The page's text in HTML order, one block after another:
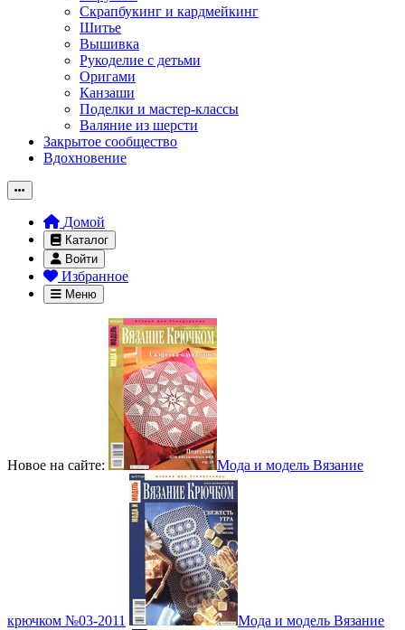
Скрапбукинг и кардмейкинг
Шитье
Вышивка
Рукоделие с детьми
Оригами
Канзаши
Поделки и мастер-классы
Валяние из шерсти
Закрытое сообщество
Вдохновение
Домой
Каталог
Войти
Избранное
Меню
Новое на сайте: Мода и модель Вязание
крючком №03-2011 Мода и модель Вязание